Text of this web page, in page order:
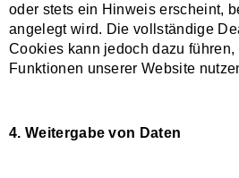
oder stets ein Hinweis erscheint,
angelegt wird. Die vollständige
Cookies kann jedoch dazu
Funktionen unserer Website
4. Weitergabe von Daten